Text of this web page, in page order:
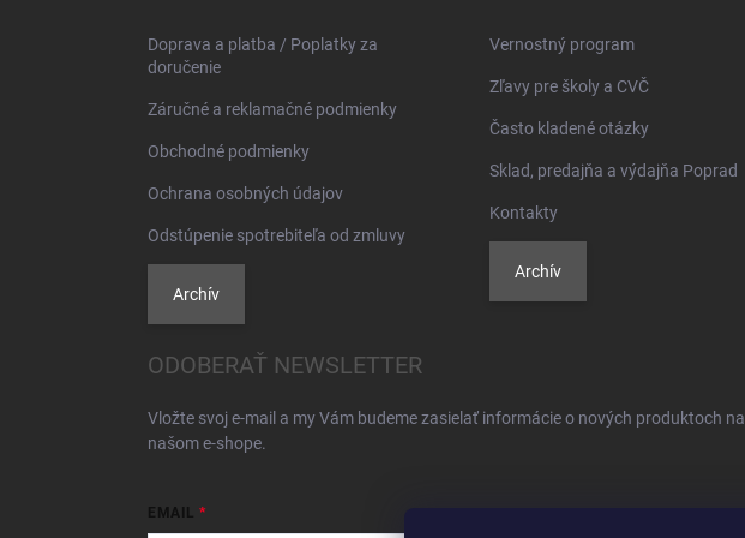
Doprava a platba / Poplatky za
doručenie
Záručné a reklamačné podmienky
Obchodné podmienky
Ochrana osobných údajov
Odstúpenie spotrebiteľa od zmluvy
Archív
Vernostný program
Zľavy pre školy a CVČ
Často kladené otázky
Sklad, predajňa a výdajňa Poprad
Kontakty
Archív
ODOBERAŤ NEWSLETTER
Vložte svoj e-mail a my Vám budeme zasielať informácie o nových produktoch na
našom e-shope.
EMAIL